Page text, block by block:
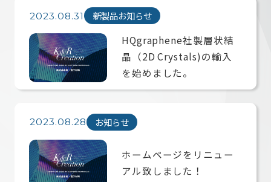
2023.08.31 新製品お知らせ
HQgraphene社製層状結
晶（2D Crystals)の輸入
を始めました。
2023.08.28 お知らせ
ホームページをリニュー
アル致しました！